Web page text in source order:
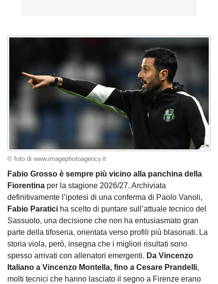
© foto di www.imagephotoagency.it
Fabio Grosso è sempre più vicino alla panchina della
Fiorentina per la stagione 2026/27. Archiviata
definitivamente l’ipotesi di una conferma di Paolo Vanoli,
Fabio Paratici ha scelto di puntare sull’attuale tecnico del
Sassuolo, una decisione che non ha entusiasmato gran
parte della tifoseria, orientata verso profili più blasonati. La
storia viola, però, insegna che i migliori risultati sono
spesso arrivati con allenatori emergenti. Da Vincenzo
Italiano a Vincenzo Montella, fino a Cesare Prandelli,
molti tecnici che hanno lasciato il segno a Firenze erano